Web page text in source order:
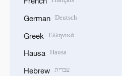
German Deutsch
Greek Ελληνικά
Hausa Hausa
Hebrew עברית